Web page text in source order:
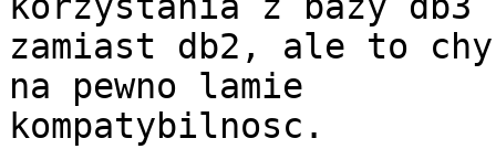
zamiast db2, ale to
na pewno lamie
kompatybilnosc.